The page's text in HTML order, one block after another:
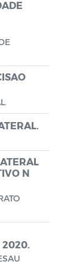
de
002
Social
N